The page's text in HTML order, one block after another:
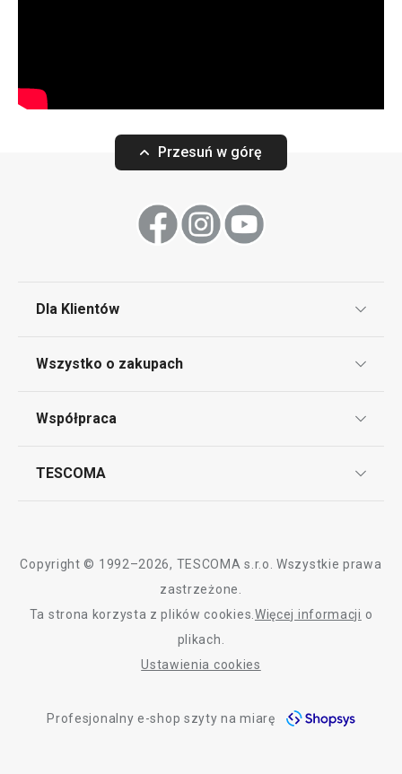
Przesuń w górę
Dla Klientów
Bony podarunkowe
Wszystko o zakupach
Dostawa i sposoby płatności
Współpraca
TESCOMA
Graficzne oznaczenie produktów
Polityka prywatności
Copyright © 1992–2026, TESCOMA s.r.o. Wszystkie prawa
zastrzeżone.
Ta strona korzysta z plików cookies. Więcej informacji o
plikach.
Ustawienia cookies
Profesjonalny e-shop szyty na miarę